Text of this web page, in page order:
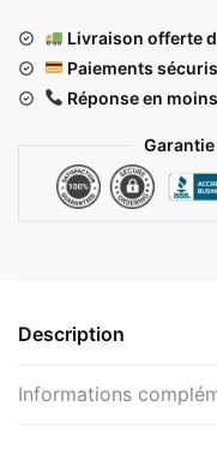
Livraison offerte
Paiements
Réponse en
Description
Informations